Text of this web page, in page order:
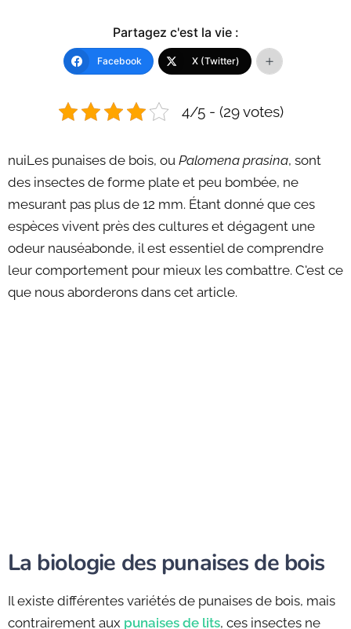
Partagez c'est la vie :
Facebook X (Twitter)
4/5 - (29 votes)
nuiLes punaises de bois, ou Palomena prasina, sont
des insectes de forme plate et peu bombée, ne
mesurant pas plus de 12 mm. Étant donné que ces
espèces vivent près des cultures et dégagent une
odeur nauséabonde, il est essentiel de comprendre
leur comportement pour mieux les combattre. C'est ce
que nous aborderons dans cet article.
La biologie des punaises de bois
Il existe différentes variétés de punaises de bois, mais
contrairement aux punaises de lits, ces insectes ne